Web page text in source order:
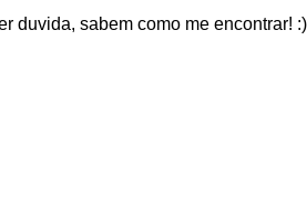
duvida, sabem como me encontrar! :)